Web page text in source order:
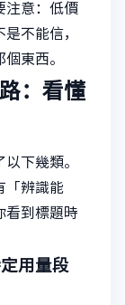
注意：低價
不能信，
東西。
：看懂
下幾類。
「辨識能
看到標題時
用量段